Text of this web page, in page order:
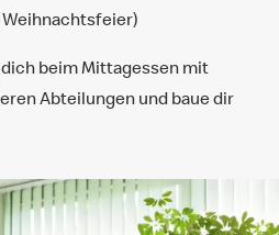
beim Mittagessen mit
Abteilungen und baue dir